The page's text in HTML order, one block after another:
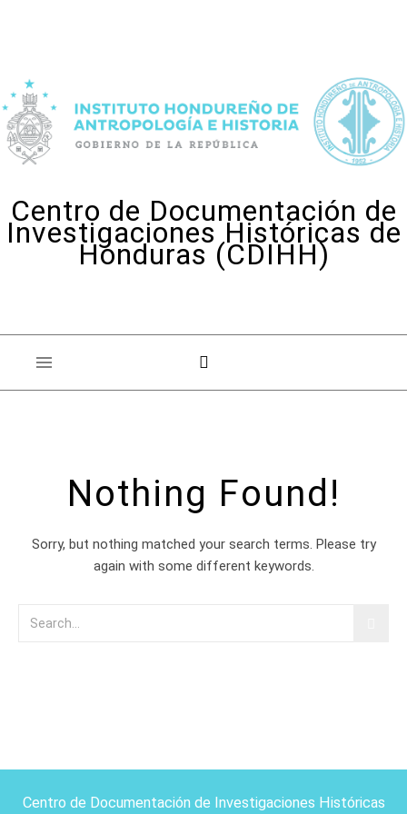
Centro de Documentación de
Investigaciones Históricas de
Honduras (CDIHH)
Nothing Found!
Sorry, but nothing matched your search terms. Please try
again with some different keywords.
Centro de Documentación de Investigaciones Históricas